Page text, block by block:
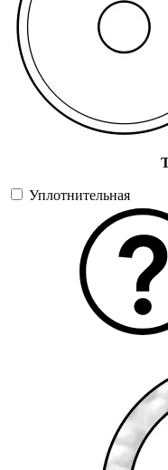
Уплотнительная